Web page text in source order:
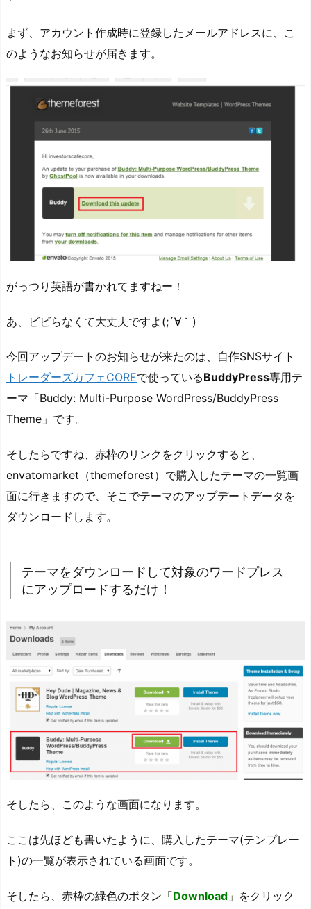
まず、アカウント作成時に登録したメールアドレスに、こ
のようなお知らせが届きます。
がっつり英語が書かれてますねー！
あ、ビビらなくて大丈夫ですよ(;´∀｀)
今回アップデートのお知らせが来たのは、自作SNSサイト
トレーダーズカフェCOREで使っているBuddyPress専用テ
ーマ「Buddy: Multi-Purpose WordPress/BuddyPress
Theme」です。
そしたらですね、赤枠のリンクをクリックすると、
envatomarket（themeforest）で購入したテーマの一覧画
面に行きますので、そこでテーマのアップデートデータを
ダウンロードします。
テーマをダウンロードして対象のワードプレス
にアップロードするだけ！
そしたら、このような画面になります。
ここは先ほども書いたように、購入したテーマ(テンプレー
ト)の一覧が表示されている画面です。
そしたら、赤枠の緑色のボタン「Download 」をクリック